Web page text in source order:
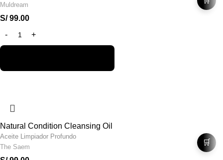
Muldream
S/99.00
Natural Condition Cleansing Oil
Aceite Limpiador Profundo
The Saem
🛒